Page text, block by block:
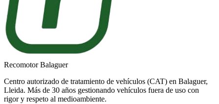
Recomotor Balaguer
Centro autorizado de tratamiento de vehículos (CAT) en Balaguer,
Lleida. Más de 30 años gestionando vehículos fuera de uso con
rigor y respeto al medioambiente.